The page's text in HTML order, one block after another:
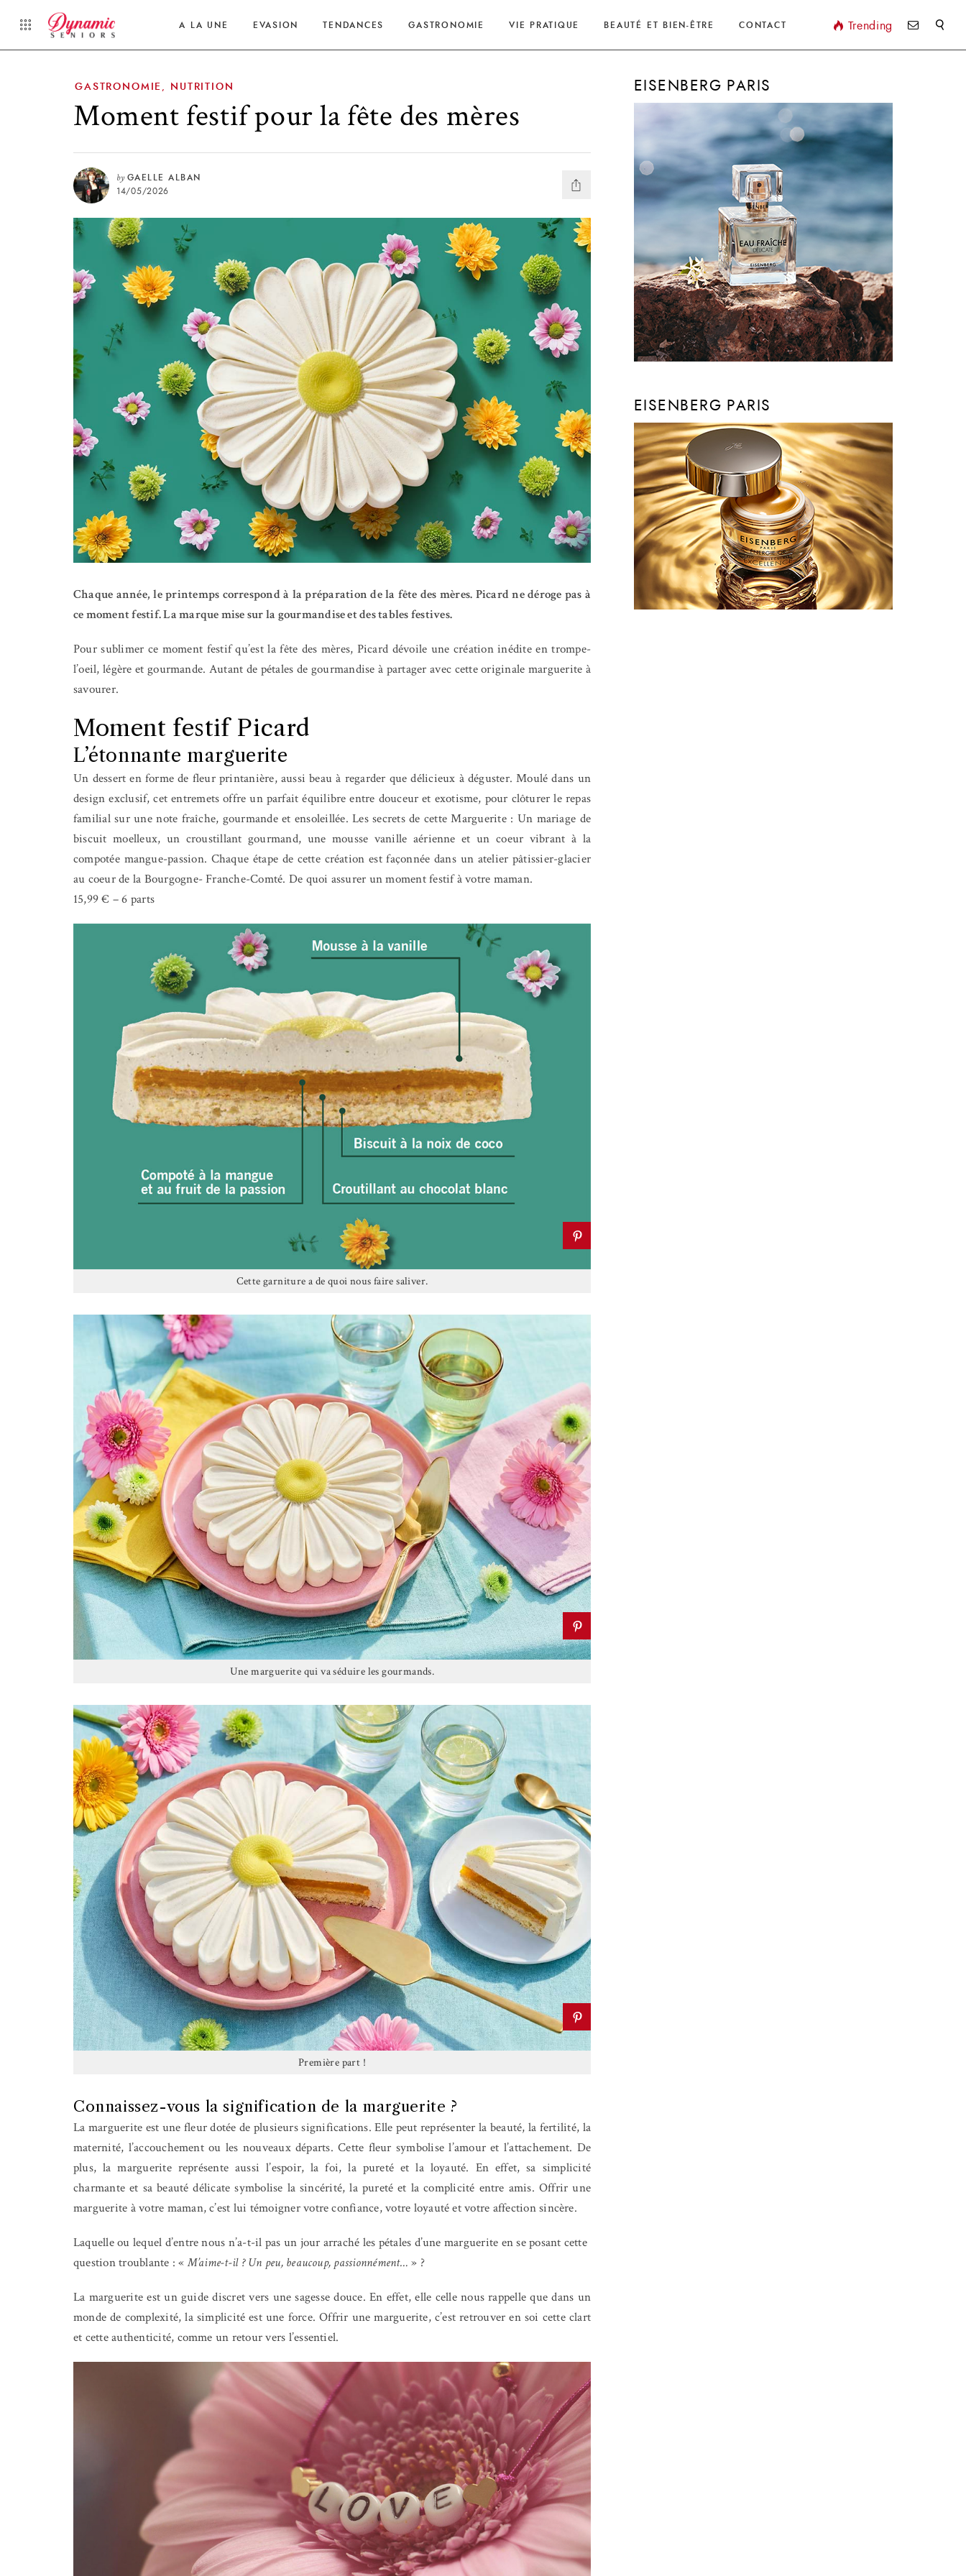
A LA UNE EVASION TENDANCES GASTRONOMIE VIE PRATIQUE BEAUTÉ ET BIEN-ÊTRE CONTACT Trending
GASTRONOMIE NUTRITION
Moment festif pour la fête des mères
by GAELLE ALBAN
14/05/2026
Chaque année, le printemps correspond à la préparation de la fête des mères. Picard ne déroge pas à
ce moment festif. La marque mise sur la gourmandise et des tables festives.
Pour sublimer ce moment festif qu’est la fête des mères, Picard dévoile une création inédite en trompe-
l’oeil, légère et gourmande. Autant de pétales de gourmandise à partager avec cette originale marguerite à
savourer.
Moment festif Picard
L’étonnante marguerite
Un dessert en forme de fleur printanière, aussi beau à regarder que délicieux à déguster. Moulé dans un
design exclusif, cet entremets offre un parfait équilibre entre douceur et exotisme, pour clôturer le repas
familial sur une note fraîche, gourmande et ensoleillée. Les secrets de cette Marguerite : Un mariage de
biscuit moelleux, un croustillant gourmand, une mousse vanille aérienne et un coeur vibrant à la
compotée mangue-passion. Chaque étape de cette création est façonnée dans un atelier pâtissier-glacier
au coeur de la Bourgogne- Franche-Comté. De quoi assurer un moment festif à votre maman.
15,99 € – 6 parts
Cette garniture a de quoi nous faire saliver.
Une marguerite qui va séduire les gourmands.
Première part !
Connaissez-vous la signification de la marguerite ?
La marguerite est une fleur dotée de plusieurs significations. Elle peut représenter la beauté, la fertilité, la
maternité, l’accouchement ou les nouveaux départs. Cette fleur symbolise l’amour et l’attachement. De
plus, la marguerite représente aussi l’espoir, la foi, la pureté et la loyauté. En effet, sa simplicité
charmante et sa beauté délicate symbolise la sincérité, la pureté et la complicité entre amis. Offrir une
marguerite à votre maman, c’est lui témoigner votre confiance, votre loyauté et votre affection sincère.
Laquelle ou lequel d’entre nous n’a-t-il pas un jour arraché les pétales d’une marguerite en se posant cette
question troublante : «M’aime-t-il ? Un peu, beaucoup, passionnément… » ?
La marguerite est un guide discret vers une sagesse douce. En effet, elle celle nous rappelle que dans un
monde de complexité, la simplicité est une force. Offrir une marguerite, c’est retrouver en soi cette clart
et cette authenticité, comme un retour vers l’essentiel.
EISENBERG PARIS
EISENBERG PARIS